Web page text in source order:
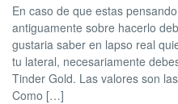
En caso de que estas
antiguamente sobre hacerlo
gustaria saber en lapso real
tu lateral, necesariamente
Tinder Gold. Las valores son
Como […]